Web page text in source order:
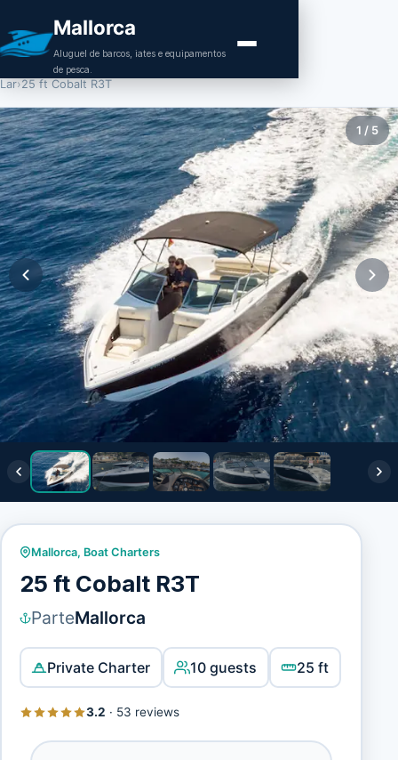
Mallorca
Aluguel de barcos, iates e equipamentos
de pesca.
Lar›25 ft Cobalt R3T
1 / 5
Mallorca, Boat Charters
25 ft Cobalt R3T
ParteMallorca
Private Charter 10 guests 25 ft
3.2 · 53 reviews